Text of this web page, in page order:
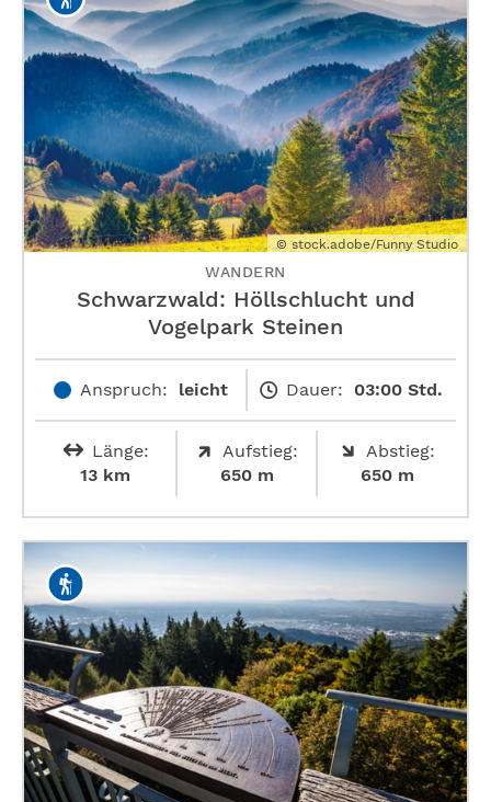
© stock.adobe/Funny Studio
WANDERN
Schwarzwald: Höllschlucht und
Vogelpark Steinen
Anspruch: leicht Dauer: 03:00 Std.
Länge:
13 km
Aufstieg:
650 m
Abstieg:
650 m